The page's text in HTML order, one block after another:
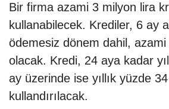
Bir firma azami 3 milyon lira
kullanabilecek. Krediler, 6 ay
ödemesiz dönem dahil,
olacak. Kredi, 24 aya kadar
ay üzerinde ise yıllık yüzde
kullandırılacak.